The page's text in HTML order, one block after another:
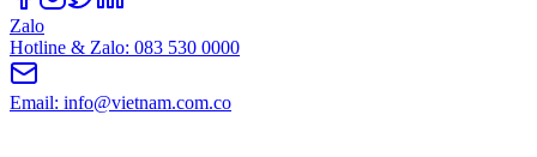
Zalo
Hotline & Zalo: 083 530 0000
Email: info@vietnam.com.co